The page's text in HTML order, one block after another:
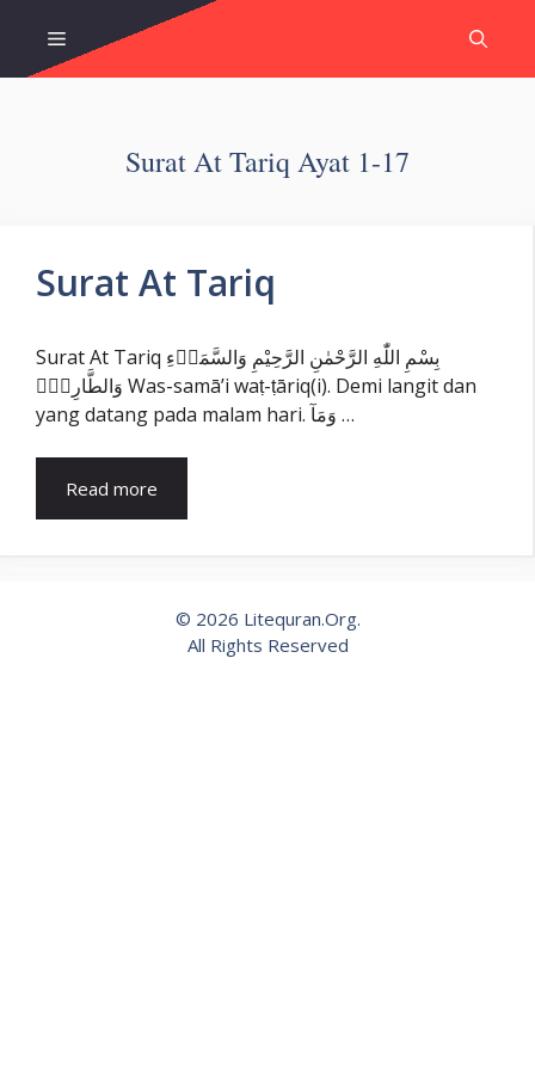
content
Menu
Surat At Tariq Ayat 1-17
Surat At Tariq
Surat At Tariq بِسْمِ اللّٰهِ الرَّحْمٰنِ الرَّحِيْمِ وَالسَّمَاۤءِ
وَالطَّارِقِۙ Was-samā’i waṭ-ṭāriq(i). Demi langit dan
yang datang pada malam hari. وَمَآ …
Read more
© 2026 Litequran.Org.
All Rights Reserved